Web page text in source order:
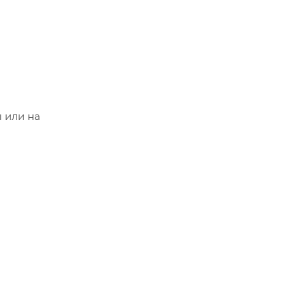
или на